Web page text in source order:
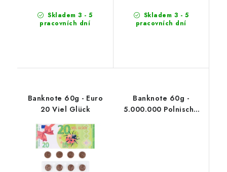
Skladem 3 - 5
pracovních dní
Skladem 3 - 5
pracovních dní
Banknote 60g - Euro
20 Viel Glück
Banknote 60g -
5.000.000 Polnische